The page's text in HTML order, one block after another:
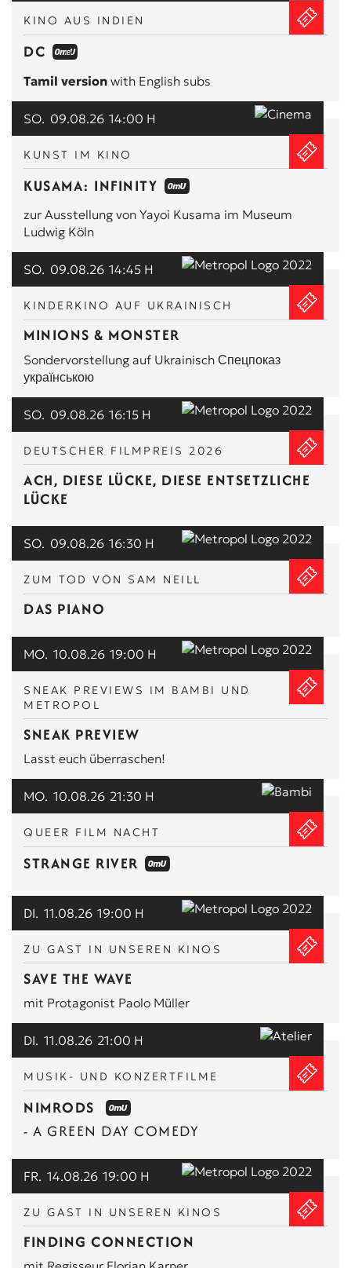
KUNST & KLASSIK
MUSIK & KONZERTE
EVENTS
PREMIEREN & PREVIEWS
KINDERKINO
SONSTIGES
+ OMU/OV
KINO AUS INDIEN
DC
Tamil version with English subs
KUNST IM KINO
KUSAMA: INFINITY
zur Ausstellung von Yayoi Kusama im Museum
Ludwig Köln
SO. 09.08.26 14:00 H
KINDERKINO AUF UKRAINISCH
MINIONS & MONSTER
Sondervorstellung auf Ukrainisch Спецпоказ
українською
SO. 09.08.26 14:45 H
DEUTSCHER FILMPREIS 2026
ACH, DIESE LÜCKE, DIESE ENTSETZLICHE
LÜCKE
SO. 09.08.26 16:15 H
ZUM TOD VON SAM NEILL
DAS PIANO
SO. 09.08.26 16:30 H
SNEAK PREVIEWS IM BAMBI UND
METROPOL
SNEAK PREVIEW
Lasst euch überraschen!
MO. 10.08.26 19:00 H
QUEER FILM NACHT
STRANGE RIVER
MO. 10.08.26 21:30 H
ZU GAST IN UNSEREN KINOS
SAVE THE WAVE
mit Protagonist Paolo Müller
DI. 11.08.26 19:00 H
MUSIK- UND KONZERTFILME
NIMRODS
- A GREEN DAY COMEDY
DI. 11.08.26 21:00 H
ZU GAST IN UNSEREN KINOS
FINDING CONNECTION
FR. 14.08.26 19:00 H